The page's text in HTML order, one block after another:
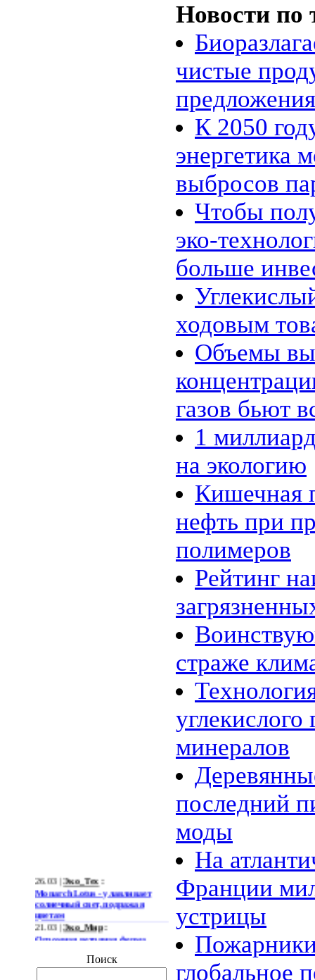
Monarch Lotus - улавливает
солнечный свет, подражая
цветам
21.03 |Эко_Мир
Огромная ветряная ферма
позволит Южной Корее
отказаться от импорта энергии
19.03 |Эко_Мир:
Поиск
Новости по
чистые
предложения
К 2050
энергетика
выбросов
Чтобы
эко-
больше
ходовым
Объемы
газов бьют
1
на экологию
Кишечная
нефть при
полимеров
Рейтинг
страже
углекислого
минералов
последний
моды
На
Франции
устрицы
глобальное